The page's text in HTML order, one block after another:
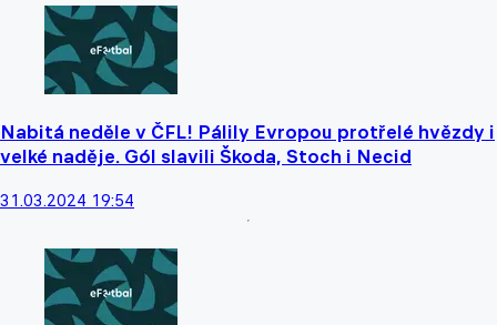
Nabitá neděle v ČFL! Pálily Evropou protřelé hvězdy i
velké naděje. Gól slavili Škoda, Stoch i Necid
31.03.2024 19:54